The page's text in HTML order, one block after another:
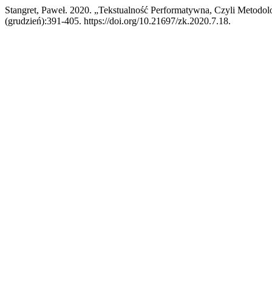
Stangret, Paweł. 2020. „Tekstualność Performatywna, Czyli
(grudzień):391-405. https://doi.org/10.21697/zk.2020.7.18.